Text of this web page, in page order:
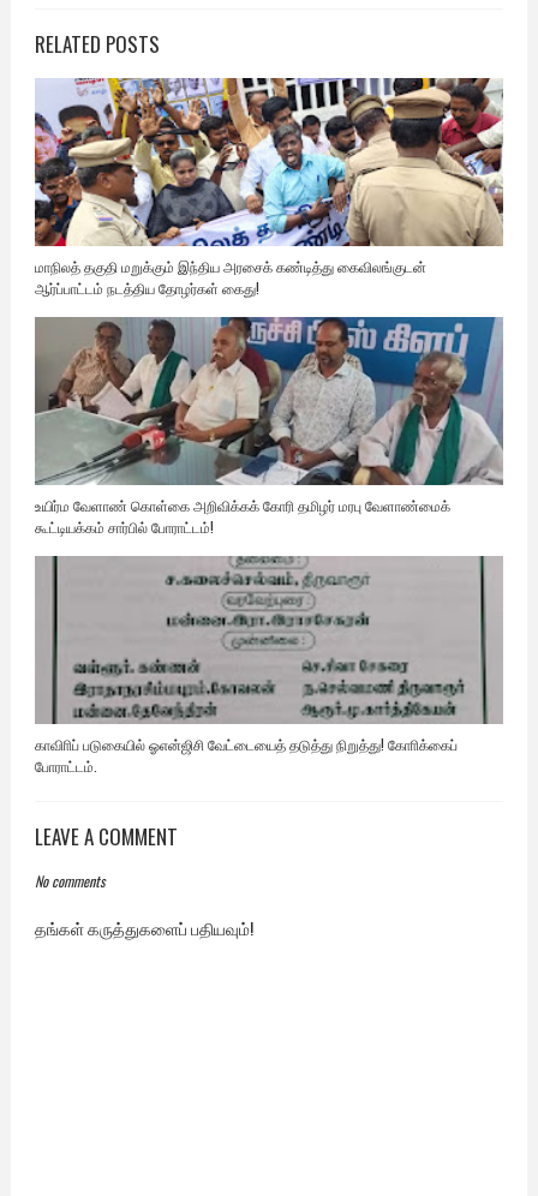
RELATED POSTS
மாநிலத் தகுதி மறுக்கும் இந்திய அரசைக் கண்டித்து கைவிலங்குடன்
ஆர்ப்பாட்டம் நடத்திய தோழர்கள் கைது!
உயிர்ம வேளாண் கொள்கை அறிவிக்கக் கோரி தமிழர் மரபு வேளாண்மைக்
கூட்டியக்கம் சார்பில் போராட்டம்!
காவிாிப் படுகையில் ஓஎன்ஜிசி வேட்டையைத் தடுத்து நிறுத்து! கோாிக்கைப்
போராட்டம்.
LEAVE A COMMENT
No comments
தங்கள் கருத்துகளைப் பதியவும்!